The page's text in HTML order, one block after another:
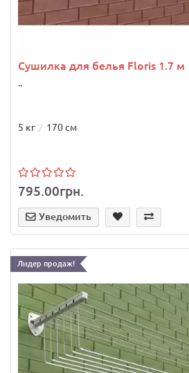
Сушилка для белья Floris 1.7 м
..
5 кг 170 см
795.00грн.
Уведомить
Лидер продаж!